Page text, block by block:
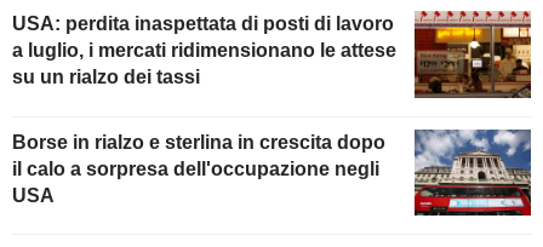
USA: perdita inaspettata di posti di lavoro
a luglio, i mercati ridimensionano le attese
su un rialzo dei tassi
Borse in rialzo e sterlina in crescita dopo
il calo a sorpresa dell'occupazione negli
USA